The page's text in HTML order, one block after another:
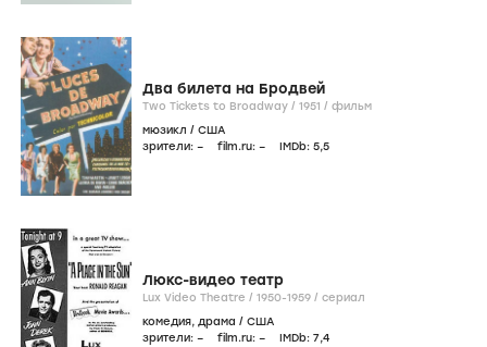
Два билета на Бродвей
Two Tickets to Broadway / 1951 / фильм
мюзикл / США
зрители: – film.ru: – IMDb: 5,5
Люкс-видео театр
Lux Video Theatre / 1950-1959 / сериал
комедия, драма / США
зрители: – film.ru: – IMDb: 7,4